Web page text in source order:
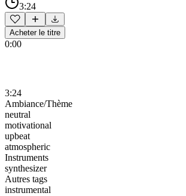
3:24
Acheter le titre
0:00
3:24
Ambiance/Thème
neutral
motivational
upbeat
atmospheric
Instruments
synthesizer
Autres tags
instrumental